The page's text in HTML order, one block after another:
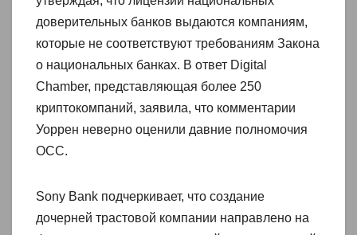
доверительных банков выдаются компаниям,
которые не соответствуют требованиям Закона
о национальных банках. В ответ Digital
Chamber, представляющая более 250
криптокомпаний, заявила, что комментарии
Уоррен неверно оценили давние полномочия
OCC.
Sony Bank подчеркивает, что создание
дочерней трастовой компании направлено на